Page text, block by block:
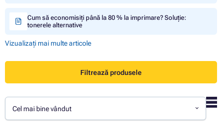
Cum să economisiți până la 80 % la imprimare? Soluție:
tonerele alternative
Vizualizați mai multe articole
Filtrează produsele
Cel mai bine vândut